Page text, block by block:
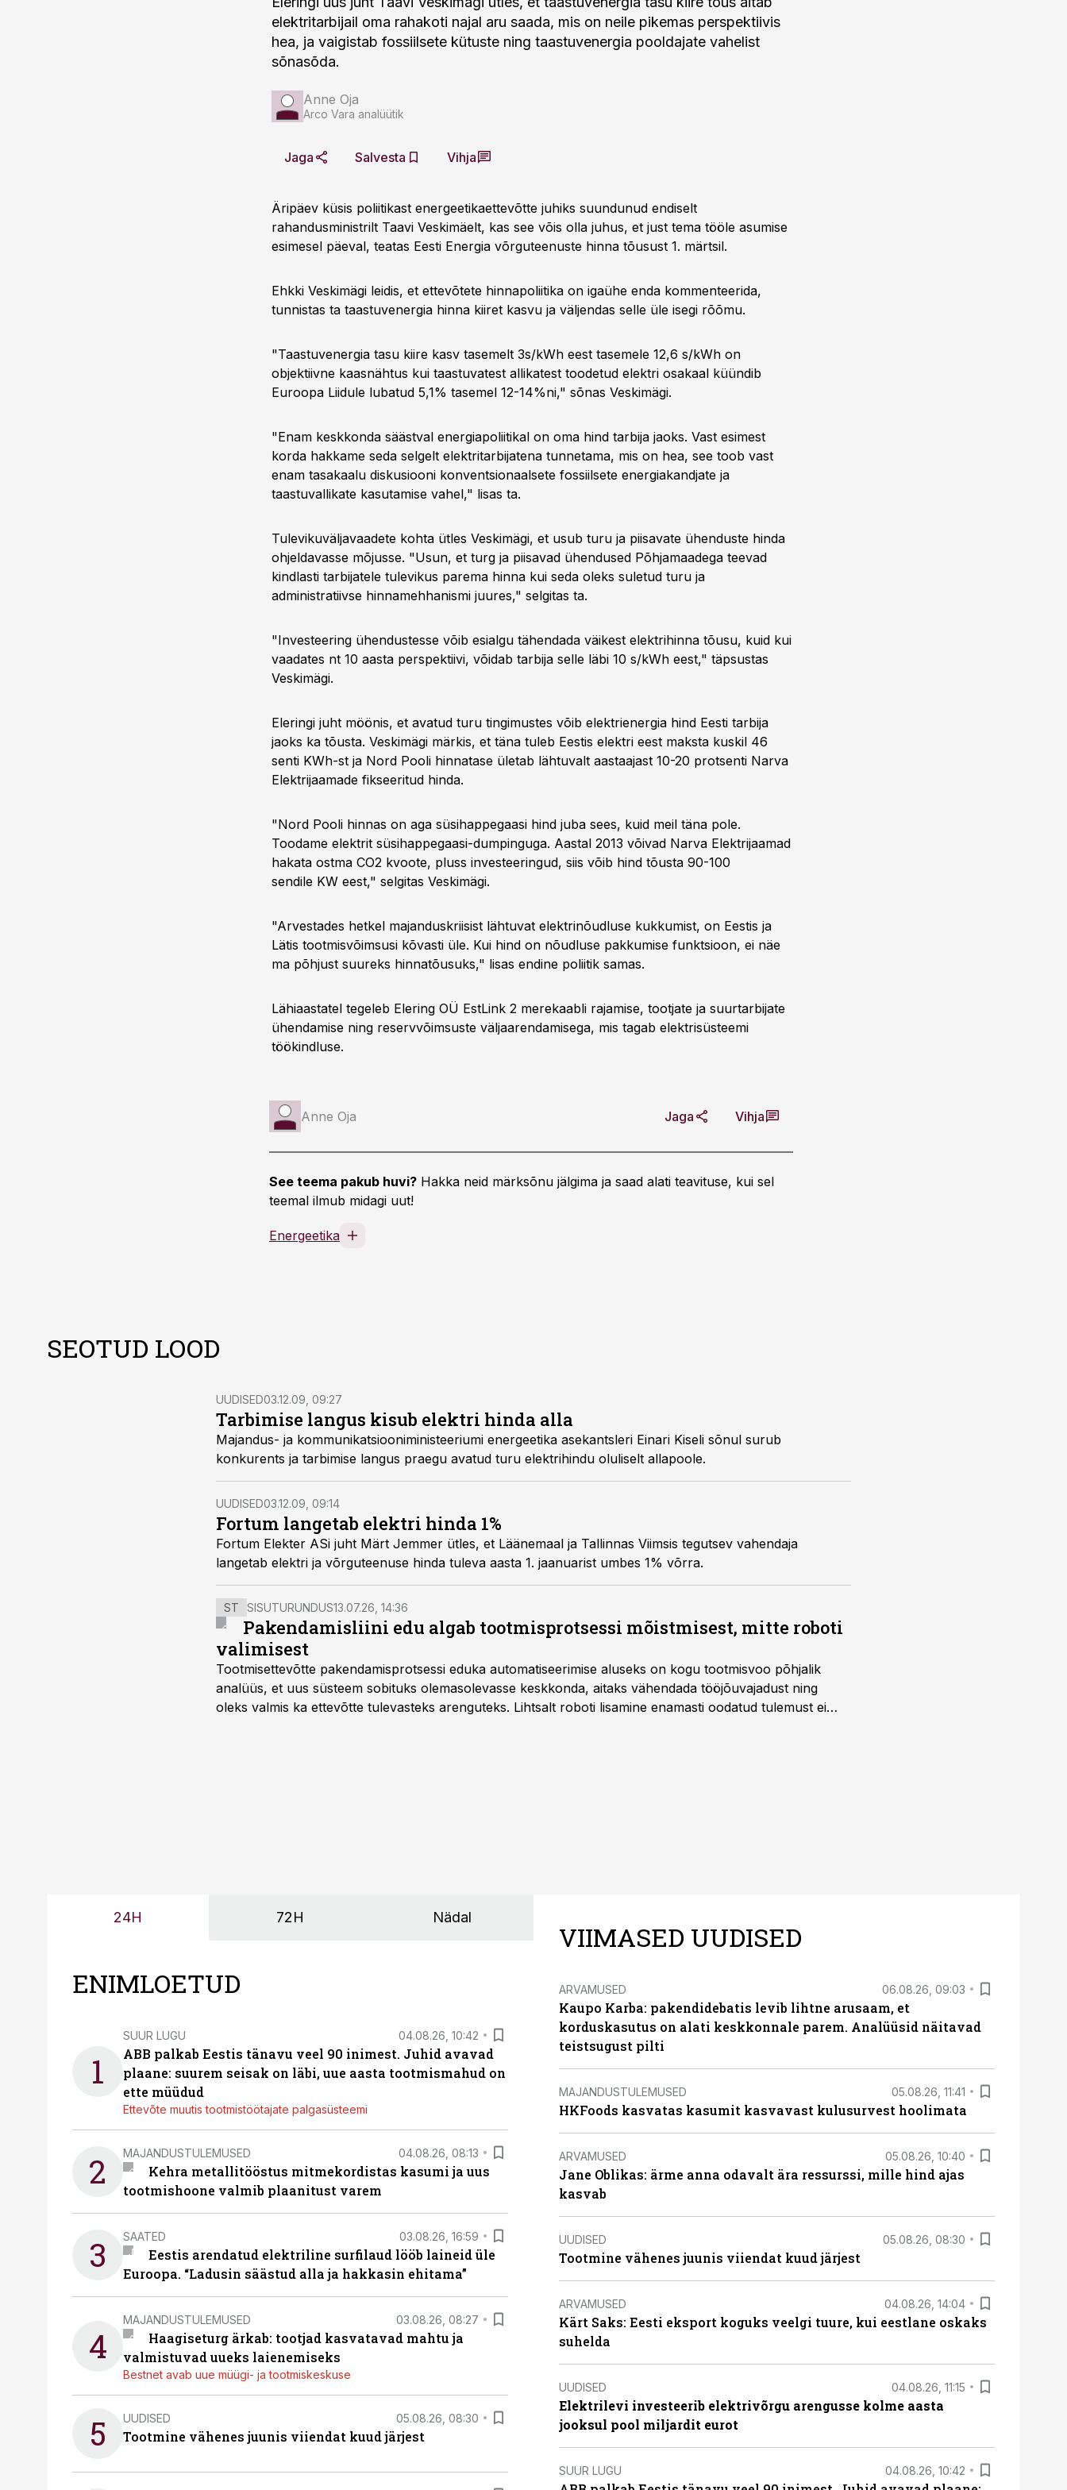
elektritarbijail oma rahakoti najal aru saada, mis on neile pikemas perspektiivis
hea, ja vaigistab fossiilsete kütuste ning taastuvenergia pooldajate vahelist
sõnasõda.
Anne Oja
Arco Vara analüütik
Jaga Salvesta Vihja
Äripäev küsis poliitikast energeetikaettevõtte juhiks suundunud endiselt
rahandusministrilt Taavi Veskimäelt, kas see võis olla juhus, et just tema tööle asumise
esimesel päeval, teatas Eesti Energia võrguteenuste hinna tõusust 1. märtsil.
Ehkki Veskimägi leidis, et ettevõtete hinnapoliitika on igaühe enda kommenteerida,
tunnistas ta taastuvenergia hinna kiiret kasvu ja väljendas selle üle isegi rõõmu.
"Taastuvenergia tasu kiire kasv tasemelt 3s/kWh eest tasemele 12,6 s/kWh on
objektiivne kaasnähtus kui taastuvatest allikatest toodetud elektri osakaal küündib
Euroopa Liidule lubatud 5,1% tasemel 12-14%ni," sõnas Veskimägi.
"Enam keskkonda säästval energiapoliitikal on oma hind tarbija jaoks. Vast esimest
korda hakkame seda selgelt elektritarbijatena tunnetama, mis on hea, see toob vast
enam tasakaalu diskusiooni konventsionaalsete fossiilsete energiakandjate ja
taastuvallikate kasutamise vahel," lisas ta.
Tulevikuväljavaadete kohta ütles Veskimägi, et usub turu ja piisavate ühenduste hinda
ohjeldavasse mõjusse. "Usun, et turg ja piisavad ühendused Põhjamaadega teevad
kindlasti tarbijatele tulevikus parema hinna kui seda oleks suletud turu ja
administratiivse hinnamehhanismi juures," selgitas ta.
"Investeering ühendustesse võib esialgu tähendada väikest elektrihinna tõusu, kuid kui
vaadates nt 10 aasta perspektiivi, võidab tarbija selle läbi 10 s/kWh eest," täpsustas
Veskimägi.
Eleringi juht möönis, et avatud turu tingimustes võib elektrienergia hind Eesti tarbija
jaoks ka tõusta. Veskimägi märkis, et täna tuleb Eestis elektri eest maksta kuskil 46
senti KWh-st ja Nord Pooli hinnatase ületab lähtuvalt aastaajast 10-20 protsenti Narva
Elektrijaamade fikseeritud hinda.
"Nord Pooli hinnas on aga süsihappegaasi hind juba sees, kuid meil täna pole.
Toodame elektrit süsihappegaasi-dumpinguga. Aastal 2013 võivad Narva Elektrijaamad
hakata ostma CO2 kvoote, pluss investeeringud, siis võib hind tõusta 90-100
sendile KW eest," selgitas Veskimägi.
"Arvestades hetkel majanduskriisist lähtuvat elektrinõudluse kukkumist, on Eestis ja
Lätis tootmisvõimsusi kõvasti üle. Kui hind on nõudluse pakkumise funktsioon, ei näe
ma põhjust suureks hinnatõusuks," lisas endine poliitik samas.
Lähiaastatel tegeleb Elering OÜ EstLink 2 merekaabli rajamise, tootjate ja suurtarbijate
ühendamise ning reservvõimsuste väljaarendamisega, mis tagab elektrisüsteemi
töökindluse.
Anne Oja Jaga Vihja
See teema pakub huvi? Hakka neid märksõnu jälgima ja saad alati teavituse, kui sel
teemal ilmub midagi uut!
Energeetika
SEOTUD LOOD
UUDISED03.12.09, 09:27
Tarbimise langus kisub elektri hinda alla
Majandus- ja kommunikatsiooniministeeriumi energeetika asekantsleri Einari Kiseli sõnul surub
konkurents ja tarbimise langus praegu avatud turu elektrihindu oluliselt allapoole.
UUDISED03.12.09, 09:14
Fortum langetab elektri hinda 1%
Fortum Elekter ASi juht Märt Jemmer ütles, et Läänemaal ja Tallinnas Viimsis tegutsev vahendaja
langetab elektri ja võrguteenuse hinda tuleva aasta 1. jaanuarist umbes 1% võrra.
ST SISUTURUNDUS13.07.26, 14:36
Pakendamisliini edu algab tootmisprotsessi mõistmisest, mitte roboti
valimisest
Tootmisettevõtte pakendamisprotsessi eduka automatiseerimise aluseks on kogu tootmisvoo põhjalik
analüüs, et uus süsteem sobituks olemasolevasse keskkonda, aitaks vähendada tööjõuvajadust ning
oleks valmis ka ettevõtte tulevasteks arenguteks. Lihtsalt roboti lisamine enamasti oodatud tulemust ei
24H 72H Nädal
ENIMLOETUD
1
SUUR LUGU 04.08.26, 10:42
ABB palkab Eestis tänavu veel 90 inimest. Juhid avavad
plaane: suurem seisak on läbi, uue aasta tootmismahud on
ette müüdud
Ettevõte muutis tootmistöötajate palgasüsteemi
2 MAJANDUSTULEMUSED 04.08.26, 08:13
Kehra metallitööstus mitmekordistas kasumi ja uus
tootmishoone valmib plaanitust varem
3 SAATED 03.08.26, 16:59
Eestis arendatud elektriline surfilaud lööb laineid üle
Euroopa. “Ladusin säästud alla ja hakkasin ehitama”
4
MAJANDUSTULEMUSED 03.08.26, 08:27
Haagiseturg ärkab: tootjad kasvatavad mahtu ja
valmistuvad uueks laienemiseks
Bestnet avab uue müügi- ja tootmiskeskuse
5 UUDISED 05.08.26, 08:30
Tootmine vähenes juunis viiendat kuud järjest
VIIMASED UUDISED
ARVAMUSED 06.08.26, 09:03
Kaupo Karba: pakendidebatis levib lihtne arusaam, et
korduskasutus on alati keskkonnale parem. Analüüsid näitavad
teistsugust pilti
MAJANDUSTULEMUSED 05.08.26, 11:41
HKFoods kasvatas kasumit kasvavast kulusurvest hoolimata
ARVAMUSED 05.08.26, 10:40
Jane Oblikas: ärme anna odavalt ära ressurssi, mille hind ajas
kasvab
UUDISED 05.08.26, 08:30
Tootmine vähenes juunis viiendat kuud järjest
ARVAMUSED 04.08.26, 14:04
Kärt Saks: Eesti eksport koguks veelgi tuure, kui eestlane oskaks
suhelda
UUDISED 04.08.26, 11:15
Elektrilevi investeerib elektrivõrgu arengusse kolme aasta
jooksul pool miljardit eurot
SUUR LUGU 04.08.26, 10:42